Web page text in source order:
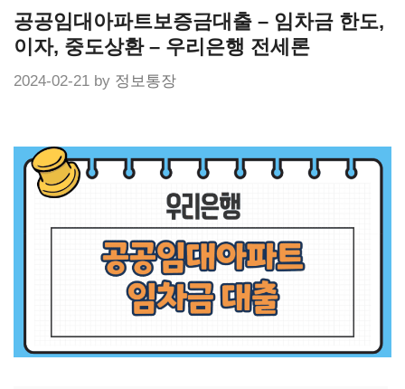
content
공공임대아파트보증금대출 – 임차금 한도,
이자, 중도상환 – 우리은행 전세론
2024-02-21 by 정보통장